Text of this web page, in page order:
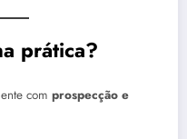
prática?
com prospecção e